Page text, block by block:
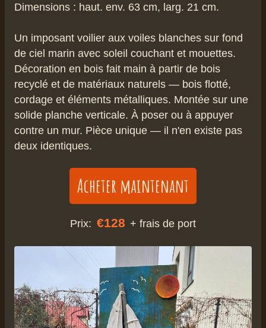
Dimensions : haut. env. 63 cm, larg. 21 cm.
Un imposant voilier aux voiles blanches sur fond
de ciel marin avec soleil couchant et mouettes.
Décoration en bois fait main à partir de bois
recyclé et de matériaux naturels — bois flotté,
cordage et éléments métalliques. Montée sur une
solide planche verticale. À poser ou à appuyer
contre un mur. Pièce unique — il n'en existe pas
deux identiques.
Acheter maintenant
Prix: €128 + frais de port